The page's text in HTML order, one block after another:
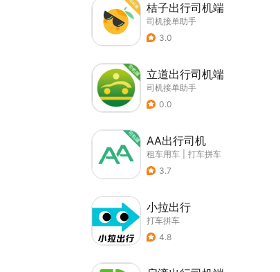
桔子出行司机端
司机接单助手
3.0
立道出行司机端
司机接单助手
0.0
AA出行司机
租车用车
打车拼车
3.7
小拉出行
打车拼车
4.8